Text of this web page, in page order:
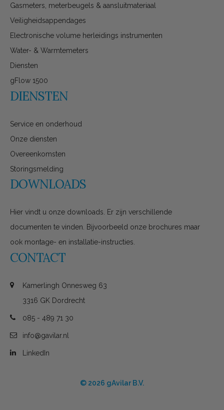
Gasmeters, meterbeugels & aansluitmateriaal
Veiligheidsappendages
Electronische volume herleidings instrumenten
Water- & Warmtemeters
Diensten
gFlow 1500
DIENSTEN
Service en onderhoud
Onze diensten
Overeenkomsten
Storingsmelding
DOWNLOADS
Hier vindt u onze downloads. Er zijn verschillende
documenten te vinden. Bijvoorbeeld onze brochures maar
ook montage- en installatie-instructies.
CONTACT
Kamerlingh Onnesweg 63
3316 GK Dordrecht
085 - 489 71 30
info@gavilar.nl
LinkedIn
© 2026 gAvilar B.V.